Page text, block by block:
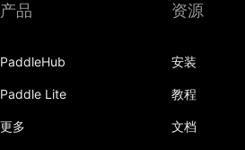
产品
PaddleHub
Paddle Lite
更多
资源
安装
教程
文档